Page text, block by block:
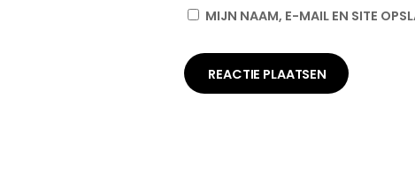
MIJN NAAM, E-MAIL EN SITE